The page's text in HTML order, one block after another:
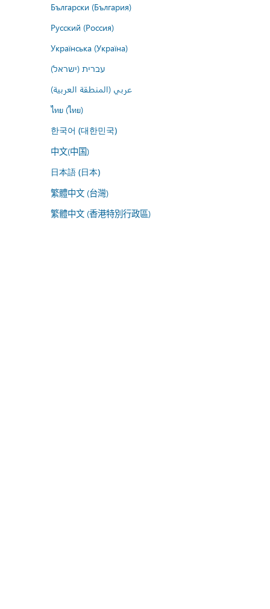
Български (България)
Русский (Россия)
Українська (Україна)
עברית (ישראל)
عربي (المنطقة العربية)
ไทย (ไทย)
한국어 (대한민국)
中文(中国)
日本語 (日本)
繁體中文 (台灣)
繁體中文 (香港特別行政區)